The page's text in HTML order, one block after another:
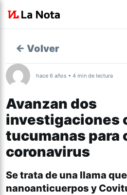
← Volver
hace 6 años • 4 min de lectura
Avanzan dos
investigaciones
tucumanas para
coronavirus
Se trata de una llama
nanoanticuerpos y